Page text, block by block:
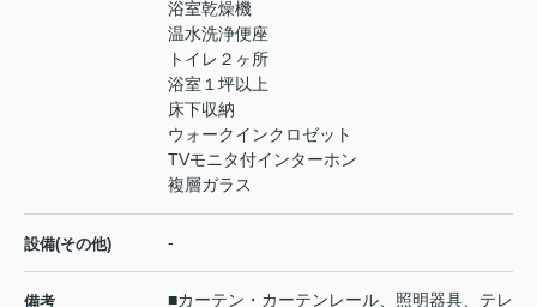
浴室乾燥機
温水洗浄便座
トイレ２ヶ所
浴室１坪以上
床下収納
ウォークインクロゼット
TVモニタ付インターホン
複層ガラス
設備(その他) -
備考 ■カーテン・カーテンレール、照明器具、テレ